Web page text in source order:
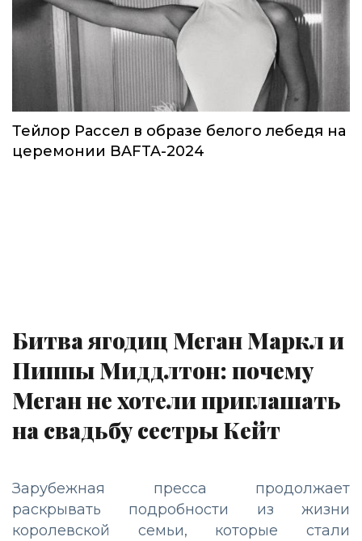
Тейлор Рассел в образе белого лебедя на
церемонии BAFTA-2024
Битва ягодиц Меган Маркл и
Пиппы Миддлтон: почему
Меган не хотели приглашать
на свадьбу сестры Кейт
Зарубежная пресса продолжает
раскрывать подробности из жизни
королевской семьи, которые стали